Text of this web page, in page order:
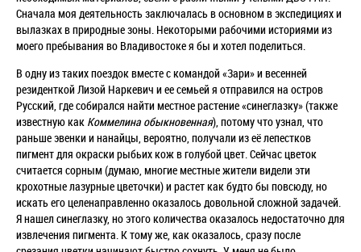
Сначала моя деятельность заключалась в основном в экспедициях и
вылазках в природные зоны. Некоторыми рабочими историями из
моего пребывания во Владивостоке я бы и хотел поделиться.
В одну из таких поездок вместе с командой «Зари» и весенней
резиденткой Лизой Наркевич и ее семьей я отправился на остров
Русский, где собирался найти местное растение «синеглазку» (также
известную как Коммелина обыкновенная), потому что узнал, что
раньше эвенки и нанайцы, вероятно, получали из её лепестков
пигмент для окраски рыбьих кож в голубой цвет. Сейчас цветок
считается сорным (думаю, многие местные жители видели эти
крохотные лазурные цветочки) и растет как будто бы повсюду, но
искать его целенаправленно оказалось довольной сложной задачей.
Я нашел синеглазку, но этого количества оказалось недостаточно для
извлечения пигмента. К тому же, как оказалось, сразу после